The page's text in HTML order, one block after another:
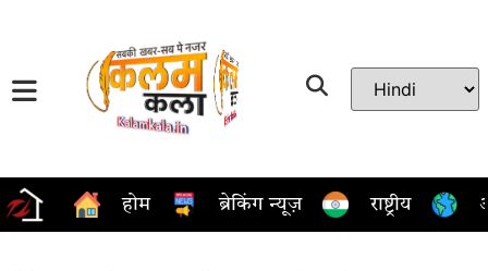
होम ब्रेकिंग न्यूज़ राष्ट्रीय